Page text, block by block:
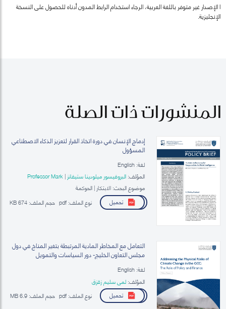
ا الإصدار غير متوفر باللغة العربية، الرجاء استخدام الرابط المدون أدناه للحصول على النسخة
الإنجليزية.
المنشورات ذات الصلة
إدماج الإنسان في دورة اتخاذ القرار لتعزيز الذكاء الاصطناعي
المسؤول
لغة: English
المؤلف: البروفيسور ميلودينا ستيفانز |
Professor Mark
Esposito
موضوع البحث: الابتكار | الحوكمة
تحميل
نوع الملف: حجم الملف:
التعامل مع المخاطر المادية المرتبطة بتغير المناخ في دول
مجلس التعاون الخليج- دور السياسات والتمويل
لغة: English
المؤلف: لمى سليم زقزق
تحميل
نوع الملف: حجم الملف: